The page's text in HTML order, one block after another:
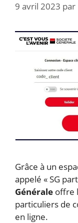
9 avril 2023 par
Grâce à un
appelé « SG
Générale offre
particuliers de
en ligne.